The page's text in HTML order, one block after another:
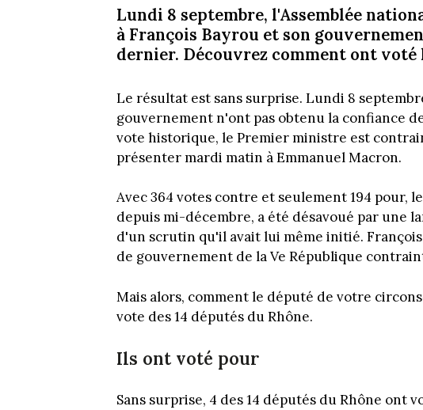
Lundi 8 septembre, l'Assemblée
à François Bayrou et son
dernier. Découvrez comment ont voté
Le résultat est sans surprise. Lundi 8
gouvernement n'ont pas obtenu la confiance
vote historique, le Premier ministre est
présenter mardi matin à Emmanuel Macron.
Avec 364 votes contre et seulement 194 pour,
depuis mi-décembre, a été désavoué par une
d'un scrutin qu'il avait lui même initié.
de gouvernement de la Ve République
Mais alors, comment le député de votre
vote des 14 députés du Rhône.
Ils ont voté pour
Sans surprise, 4 des 14 députés du Rhône ont